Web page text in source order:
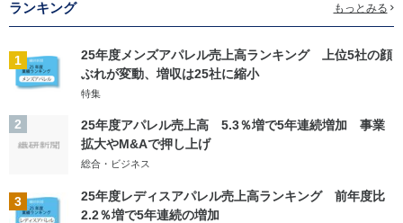
ランキング もっとみる
1
25年度メンズアパレル売上高ランキング 上位5社の顔
ぶれが変動、増収は25社に縮小
特集
2
25年度アパレル売上高 5.3％増で5年連続増加 事業
拡大やM&Aで押し上げ
総合・ビジネス
3
25年度レディスアパレル売上高ランキング 前年度比
2.2％増で5年連続の増加